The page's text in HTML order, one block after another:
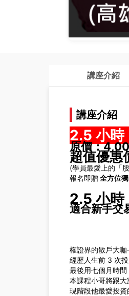
講座介紹
講座介紹
2.5 小時
原價：
超值優惠
(學員最愛上的「
報名即贈全方位
2.5 小時
適合新手交
權證界的散戶大咖
經歷人生前 3 次
最後用七個月時間
本課程小哥將跟大
現階段他最愛投資